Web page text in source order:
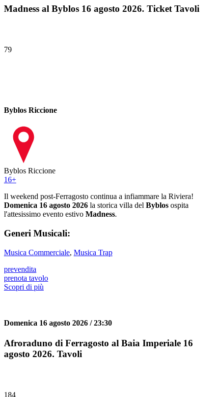
Madness al Byblos 16 agosto 2026. Ticket Tavoli
79
Byblos Riccione
Byblos Riccione
16+
Il weekend post-Ferragosto continua a infiammare la Riviera!
Domenica 16 agosto 2026 la storica villa del Byblos ospita
l'attesissimo evento estivo Madness.
Generi Musicali:
Musica Commerciale, Musica Trap
prevendita
prenota tavolo
Scopri di più
Domenica 16 agosto 2026 / 23:30
Afroraduno di Ferragosto al Baia Imperiale 16
agosto 2026. Tavoli
184